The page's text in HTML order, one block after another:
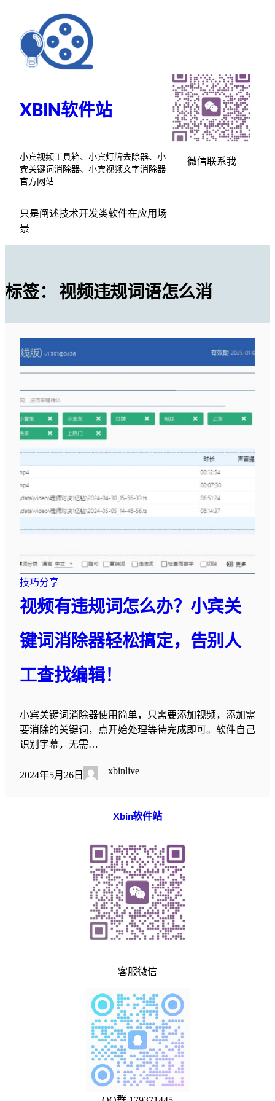
XBIN软件站
小宾视频工具箱、小宾灯牌去除器、小
宾关键词消除器、小宾视频文字消除器
官方网站
只是阐述技术开发类软件在应用场
景
微信联系我
标签： 视频违规词语怎么消
技巧分享
视频有违规词怎么办？小宾关
键词消除器轻松搞定，告别人
工查找编辑！
小宾关键词消除器使用简单，只需要添加视频，添加需
要消除的关键词，点开始处理等待完成即可。软件自己
识别字幕，无需…
2024年5月26日 xbinlive
Xbin软件站
客服微信